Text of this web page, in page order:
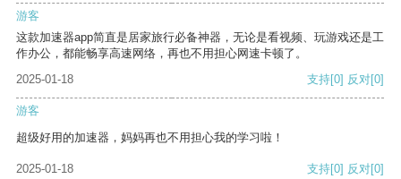
游客
这款加速器app简直是居家旅行必备神器，无论是看视频、玩游戏还是工
作办公，都能畅享高速网络，再也不用担心网速卡顿了。
2025-01-18
支持[0] 反对[0]
游客
超级好用的加速器，妈妈再也不用担心我的学习啦！
2025-01-18 支持[0] 反对[0]